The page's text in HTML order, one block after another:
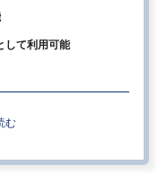
して利用可能
む